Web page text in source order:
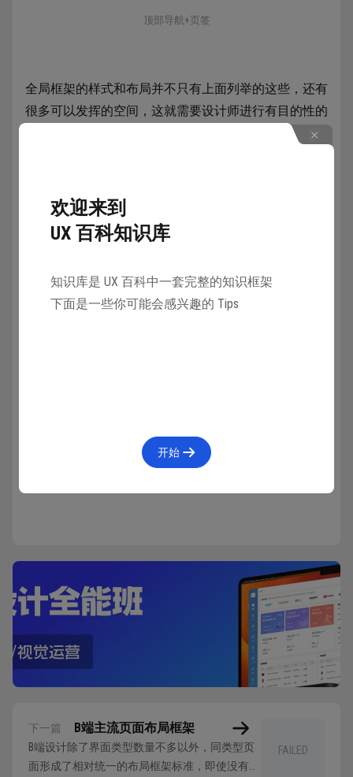
顶部导航+页签
全局框架的样式和布局并不只有上面列举的这些，还有
很多可以发挥的空间，这就需要设计师进行有目的性的
析全局框架的做法。
953人在学·18条笔记
127人已学会
下一篇 B端主流页面布局框架
B端设计除了界面类型数量不多以外，同类型页
面形成了相对统一的布局框架标准，即使没有太
FAILED
欢迎来到
UX 百科知识库
知识库是 UX 百科中一套完整的知识框架
下面是一些你可能会感兴趣的 Tips
开始